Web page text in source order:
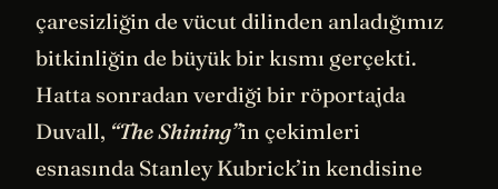
çaresizliğin de vücut dilinden anladığımız
bitkinliğin de büyük bir kısmı gerçekti.
Hatta sonradan verdiği bir röportajda
Duvall, “The Shining”in çekimleri
esnasında Stanley Kubrick’in kendisine